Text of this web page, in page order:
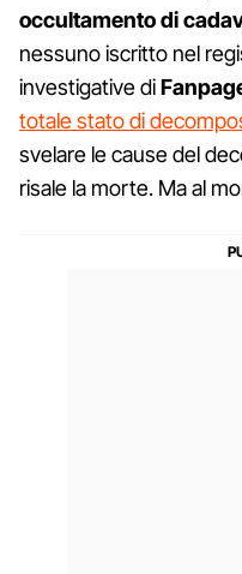
occultamento di
nessuno iscritto nel
investigative di
totale stato di
svelare le cause del
risale la morte. Ma al